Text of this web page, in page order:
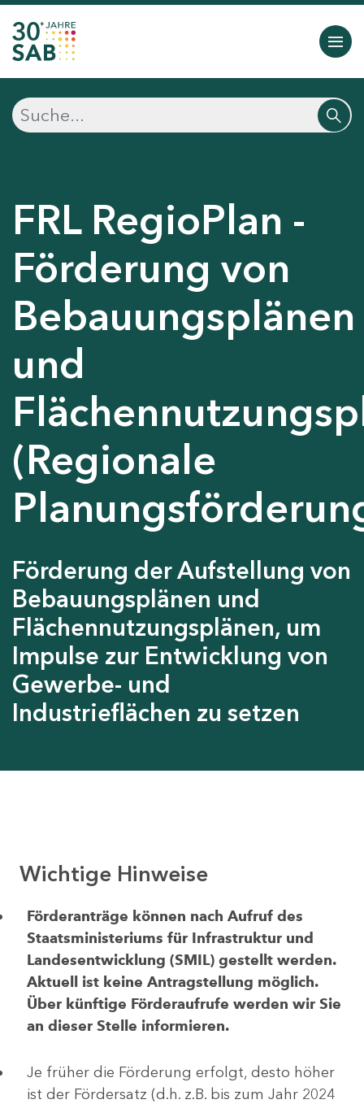
FRL RegioPlan -
Förderung von
Bebauungsplänen
und
(Regionale
Förderung der Aufstellung von
Bebauungsplänen und
Flächennutzungsplänen, um
Impulse zur Entwicklung von
Gewerbe- und
Industrieflächen zu setzen
Wichtige Hinweise
Förderanträge können nach Aufruf des
Staatsministeriums für Infrastruktur und
Landesentwicklung (SMIL) gestellt werden.
Aktuell ist keine Antragstellung möglich.
Über künftige Förderaufrufe werden wir Sie
an dieser Stelle informieren.
Je früher die Förderung erfolgt, desto höher
ist der Fördersatz (d.h. z.B. bis zum Jahr 2024